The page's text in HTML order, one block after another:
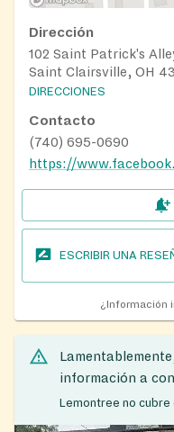
Dirección
102 Saint Patrick's
Saint Clairsville, OH
DIRECCIONES
Contacto
(740) 695-0690
ESCRIBIR UNA
¿Información
información a
Lemontree no cubre